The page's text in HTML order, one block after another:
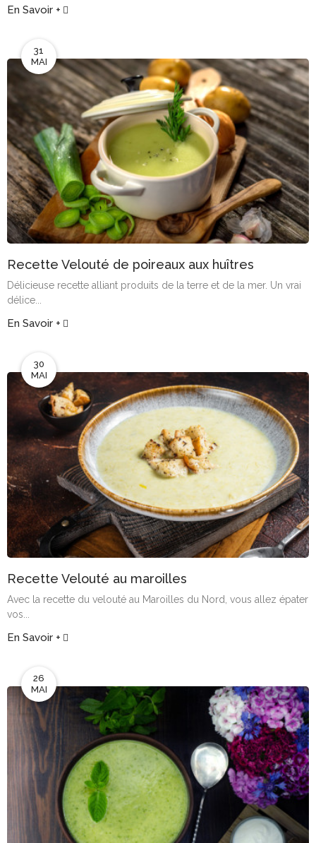
En Savoir +
31
MAI
Recette Velouté de poireaux aux huîtres
Délicieuse recette alliant produits de la terre et de la mer. Un vrai
délice...
En Savoir +
30
MAI
Recette Velouté au maroilles
Avec la recette du velouté au Maroilles du Nord, vous allez épater
vos...
En Savoir +
26
MAI